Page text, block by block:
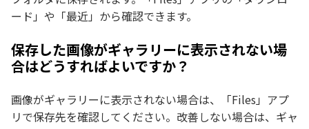
ード」や「最近」から確認できます。
保存した画像がギャラリーに表示されない場
合はどうすればよいですか？
画像がギャラリーに表示されない場合は、「Files」アプ
リで保存先を確認してください。改善しない場合は、ギャ